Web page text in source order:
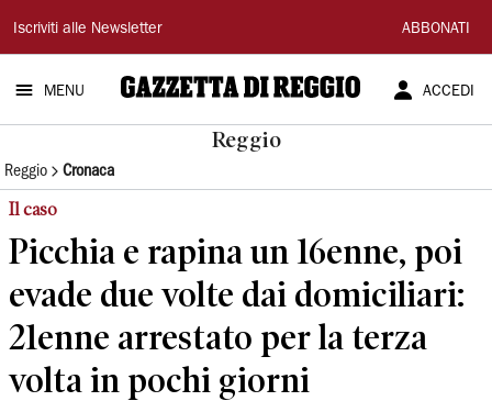
Gazzetta
di
Reggio
Iscriviti alle Newsletter ABBONATI
MENU ACCEDI
Reggio
Reggio Cronaca
Il caso
Picchia e rapina un 16enne, poi
evade due volte dai domiciliari:
21enne arrestato per la terza
volta in pochi giorni